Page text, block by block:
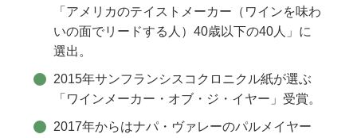
「アメリカのテイストメーカー（ワインを味わ
いの面でリードする人）40歳以下の40人」に
選出。
2015年サンフランシスコクロニクル紙が選ぶ
「ワインメーカー・オブ・ジ・イヤー」受賞。
2017年からはナパ・ヴァレーのパルメイヤー